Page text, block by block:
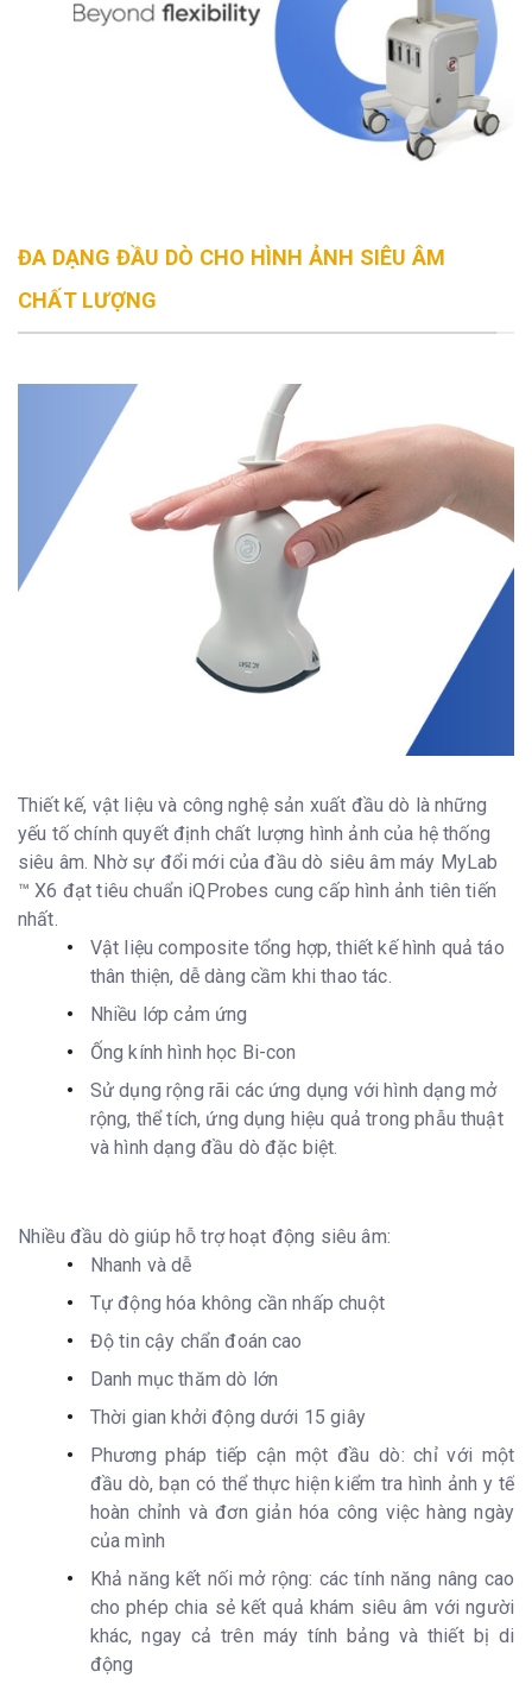
ĐA DẠNG ĐẦU DÒ CHO HÌNH ẢNH SIÊU ÂM
CHẤT LƯỢNG
Thiết kế, vật liệu và công nghệ sản xuất đầu dò là những
yếu tố chính quyết định chất lượng hình ảnh của hệ thống
siêu âm. Nhờ sự đổi mới của đầu dò siêu âm máy MyLab
™ X6 đạt tiêu chuẩn iQProbes cung cấp hình ảnh tiên tiến
nhất.
Vật liệu composite tổng hợp, thiết kế hình quả táo
thân thiện, dễ dàng cầm khi thao tác.
Nhiều lớp cảm ứng
Ống kính hình học Bi-con
Sử dụng rộng rãi các ứng dụng với hình dạng mở
rộng, thể tích, ứng dụng hiệu quả trong phẫu thuật
và hình dạng đầu dò đặc biệt.
Nhiều đầu dò giúp hỗ trợ hoạt động siêu âm:
Nhanh và dễ
Tự động hóa không cần nhấp chuột
Độ tin cậy chẩn đoán cao
Danh mục thăm dò lớn
Thời gian khởi động dưới 15 giây
Phương pháp tiếp cận một đầu dò: chỉ với một
đầu dò, bạn có thể thực hiện kiểm tra hình ảnh y tế
hoàn chỉnh và đơn giản hóa công việc hàng ngày
của mình
Khả năng kết nối mở rộng: các tính năng nâng cao
cho phép chia sẻ kết quả khám siêu âm với người
khác, ngay cả trên máy tính bảng và thiết bị di
động